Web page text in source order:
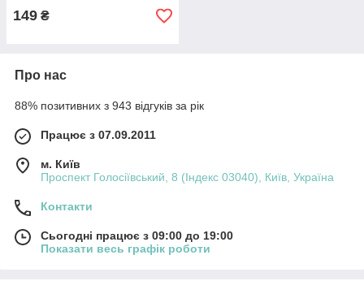
149 ₴
Про нас
88% позитивних з 943 відгуків за рік
Працює з 07.09.2011
м. Київ
Проспект Голосіївський, 8 (Індекс 03040), Київ, Україна
Контакти
Сьогодні працює з 09:00 до 19:00
Показати весь графік роботи